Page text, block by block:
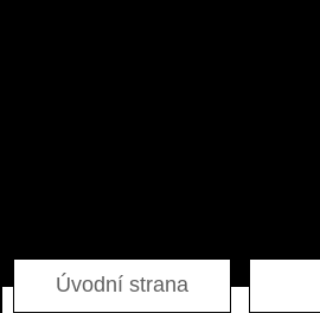
Úvodní strana